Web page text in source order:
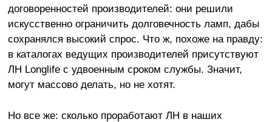
договоренностей производителей: они решили
искусственно ограничить долговечность ламп, дабы
сохранялся высокий спрос. Что ж, похоже на правду:
в каталогах ведущих производителей присутствуют
ЛН Longlife с удвоенным сроком службы. Значит,
могут массово делать, но не хотят.
Но все же: сколько проработают ЛН в наших